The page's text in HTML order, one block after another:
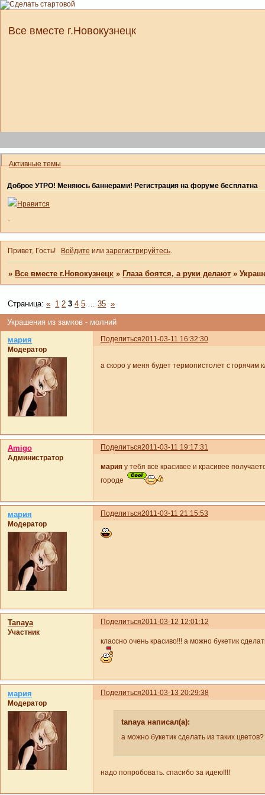
Все вместе г.Новокузнецк
Активные темы
Доброе УТРО! Меняюсь баннерами! Регистрация на форуме бесплатна
Нравится
-
Привет, Гость! Войдите или зарегистрируйтесь.
»Все вместе г.Новокузнецк »Глаза боятся, а руки делают »
Украшения из замков - молний
Страница:« 1 2 3 4 5 … 35 »
Поделиться2011-03-11 16:32:30
мария
Модератор
а скоро у меня будет термопистолет с горячим
Поделиться2011-03-11 19:17:31
Amigo
Администратор
мария у тебя всё красивее и красивее
городе
Поделиться2011-03-11 21:15:53
мария
Модератор
Поделиться2011-03-12 12:01:12
Tanaya
Участник
классно очень красиво!!! а можно букетик
Поделиться2011-03-13 20:29:38
мария
Модератор
tanaya написал(а):
а можно букетик сделать из таких
надо попробовать. спасибо за идею!!!!